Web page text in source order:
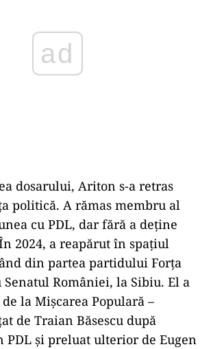
ad
dosarului, Ariton s-a retras
politică. A rămas membru al
cu PDL, dar fără a deține
2024, a reapărut în spațiul
din partea partidului Forța
României, la Sibiu. El a
la Mișcarea Populară –
de Traian Băsescu după
PDL și preluat ulterior de Eugen